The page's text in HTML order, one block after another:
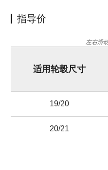
指导价
左右滑
适用轮毂尺寸
19/20
20/21